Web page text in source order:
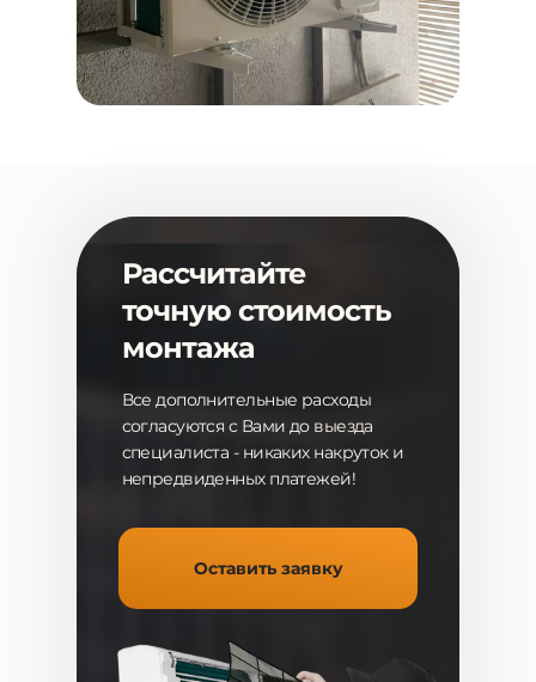
Рассчитайте
точную стоимость
монтажа
Все дополнительные расходы
согласуются с Вами до выезда
специалиста - никаких накруток и
непредвиденных платежей!
Оставить заявку